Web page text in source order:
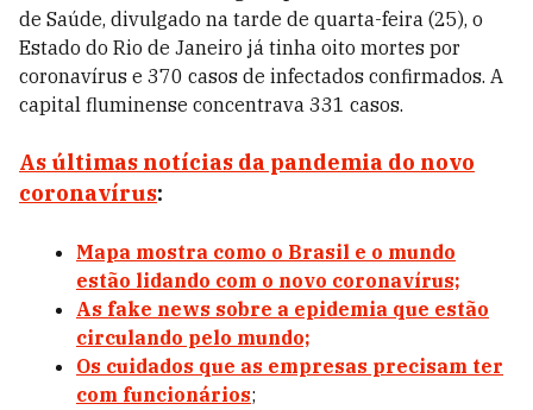
de Saúde, divulgado na tarde de quarta-feira (25), o
Estado do Rio de Janeiro já tinha oito mortes por
coronavírus e 370 casos de infectados confirmados. A
capital fluminense concentrava 331 casos.
As últimas notícias da pandemia do novo
coronavírus:
Mapa mostra como o Brasil e o mundo
estão lidando com o novo coronavírus;
As fake news sobre a epidemia que estão
circulando pelo mundo;
Os cuidados que as empresas precisam ter
com funcionários;